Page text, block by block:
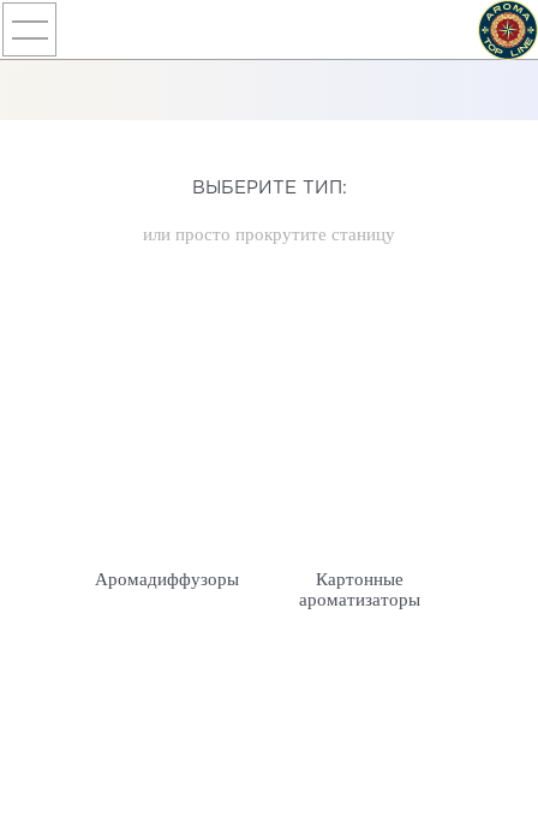
ВЫБЕРИТЕ ТИП:
или просто прокрутите станицу
Аромадиффузоры
Картонные
ароматизаторы